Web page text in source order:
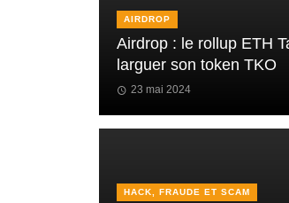
AIRDROP
Airdrop : le rollup ETH
larguer son token TKO
23 mai 2024
HACK, FRAUDE ET SCAM